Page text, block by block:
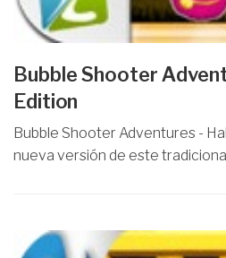
Bubble Shooter
Edition
Bubble Shooter Adventures -
nueva versión de este